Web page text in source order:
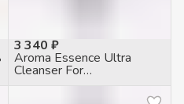
3 340 ₽
Aroma Essence Ultra
Cleanser For